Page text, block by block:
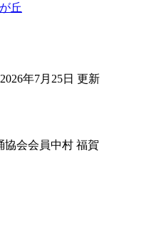
丘
年7月25日 更新
会会員中村 福賀